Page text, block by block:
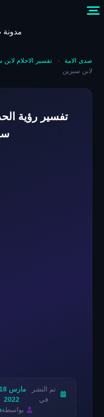
مدونة
صدى الامة - تفسير الاحلام لابن
لابن سيرين
تفسير رؤية
تم النشر
في
2022
بواسطة